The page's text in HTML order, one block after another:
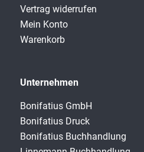
Vertrag widerrufen
Mein Konto
Warenkorb
Unternehmen
Bonifatius GmbH
Bonifatius Druck
Bonifatius Buchhandlung